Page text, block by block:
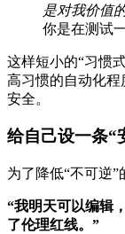
是对我价值
你是在测试
这样短小的“习惯
高习惯的自动化
安全。
给自己设一条“
为了降低“不可逆”
“我明天可以编辑
了伦理红线。”